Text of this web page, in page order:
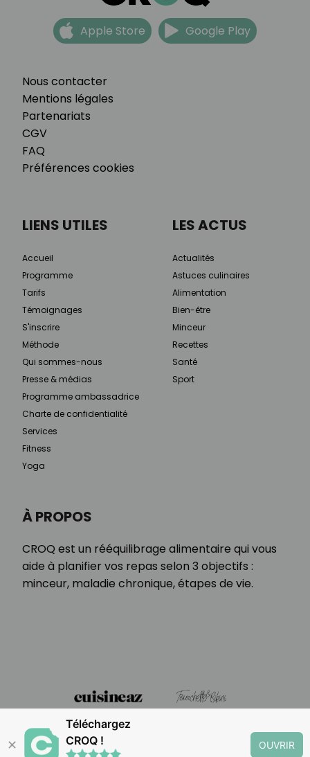
Nous contacter
Mentions légales
Partenariats
CGV
FAQ
Préférences cookies
Apple Store Google Play
À PROPOS
CROQ est un rééquilibrage alimentaire qui vous
aide à planifier vos repas selon 3 objectifs :
minceur, maladie chronique, étapes de vie.
LIENS UTILES
Accueil
Programme
Tarifs
Témoignages
S'inscrire
Méthode
Qui sommes-nous
Presse & médias
Programme ambassadrice
Charte de confidentialité
Services
Fitness
Yoga
LES ACTUS
Actualités
Astuces culinaires
Alimentation
Bien-être
Minceur
Recettes
Santé
Sport
✕
Téléchargez
CROQ !
OUVRIR